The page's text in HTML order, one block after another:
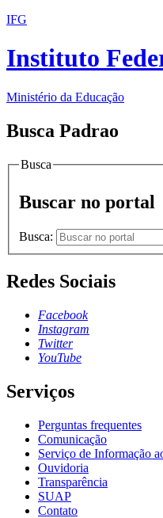
IFG
Instituto
Ministério da Educação
Busca Padrao
Busca
Buscar no portal
Busca:
Redes Sociais
Facebook
Instagram
Twitter
YouTube
Serviços
Perguntas frequentes
Comunicação
Serviço de Informação
Ouvidoria
Transparência
SUAP
Contato